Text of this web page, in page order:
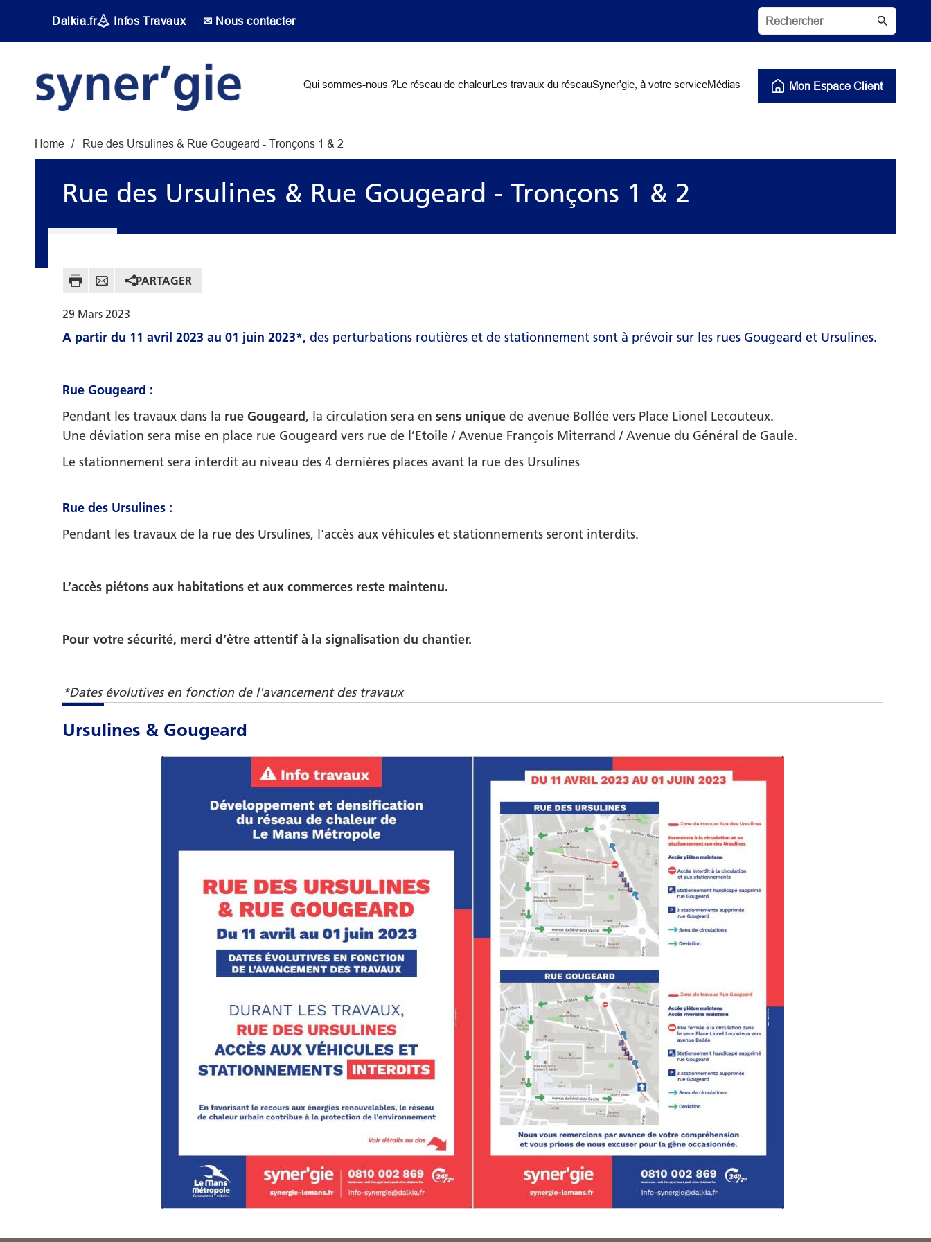
Dalkia.fr Infos Travaux ✉ Nous contacter
Qui sommes-nous ?Le réseau de chaleurLes travaux du réseauSyner'gie, à votre serviceMédias Mon Espace Client
Fil d'Ariane
Home Rue des Ursulines & Rue Gougeard - Tronçons 1 & 2
Rue des Ursulines & Rue Gougeard - Tronçons 1 & 2
PARTAGER
29 Mars 2023
A partir du 11 avril 2023 au 01 juin 2023*, des perturbations routières et de stationnement sont à prévoir sur les rues Gougeard et Ursulines.
Rue Gougeard :
Pendant les travaux dans la rue Gougeard, la circulation sera en sens unique de avenue Bollée vers Place Lionel Lecouteux.
Une déviation sera mise en place rue Gougeard vers rue de l’Etoile / Avenue François Miterrand / Avenue du Général de Gaule.
Le stationnement sera interdit au niveau des 4 dernières places avant la rue des Ursulines
Rue des Ursulines :
Pendant les travaux de la rue des Ursulines, l'accès aux véhicules et stationnements seront interdits.
L’accès piétons aux habitations et aux commerces reste maintenu.
Pour votre sécurité, merci d’être attentif à la signalisation du chantier.
*Dates évolutives en fonction de l'avancement des travaux
Ursulines & Gougeard